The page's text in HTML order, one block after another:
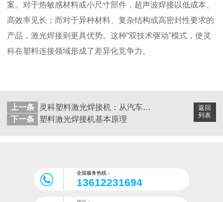
案。对于热敏感材料或小尺寸部件，超声波焊接以低成本、
高效率见长；而对于异种材料、复杂结构或高密封性要求的
产品，激光焊接则更具优势。这种“双技术驱动”模式，使灵
科在塑料连接领域形成了差异化竞争力。
返回
列表
上一条
灵科塑料激光焊接机：从汽车精密件到医疗耗材，这些领域都在用
下一条
塑料激光焊接机基本原理
全国服务热线：
13612231694